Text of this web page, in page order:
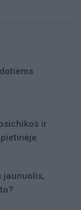
ir
jaunuolis,